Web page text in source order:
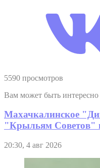
5590 просмотров
Вам может быть интересно
Махачкалинское
"Крыльям Советов"
20:30, 4 авг 2026